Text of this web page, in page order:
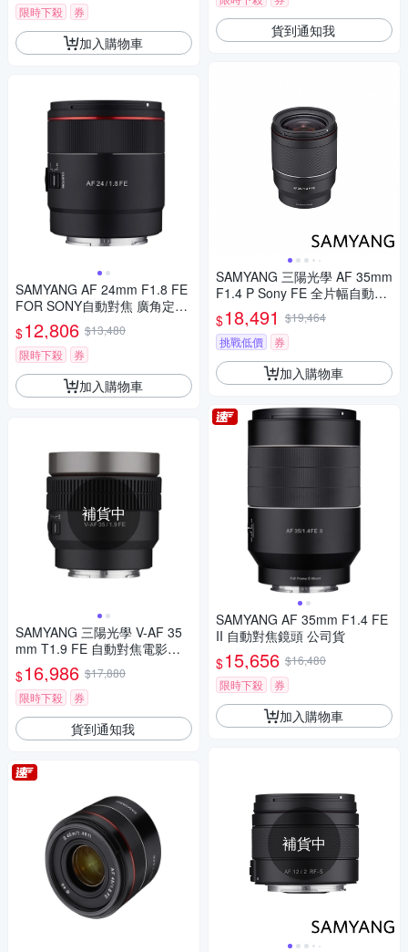
限時下殺 券
加入購物車
SAMYANG AF 24mm F1.8 FE
FOR SONY自動對焦 廣角定焦
鏡頭 (公司貨)
$12,806 $13,480
限時下殺
券
加入購物車
補貨中
SAMYANG 三陽光學 V-AF 35
mm T1.9 FE 自動對焦電影鏡 S
ony FE 公司貨
$16,986 $17,880
限時下殺
券
貨到通知我
貨到通知我
SAMYANG 三陽光學 AF 35mm
F1.4 P Sony FE 全片幅自動對
焦鏡頭 公司貨
$18,491 $19,464
挑戰低價
券
加入購物車
SAMYANG AF 35mm F1.4 FE
II 自動對焦鏡頭 公司貨
$15,656 $16,480
限時下殺
券
加入購物車
補貨中